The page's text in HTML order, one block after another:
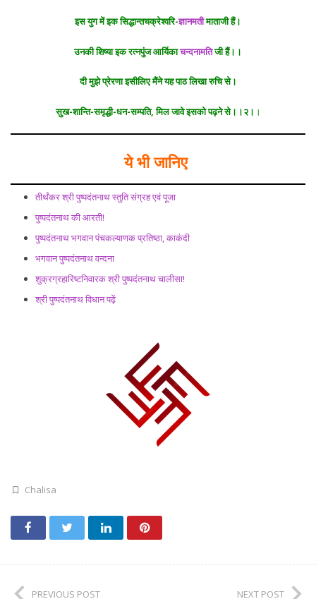
इस युग में इक सिद्धान्तचक्रेश्वरि-ज्ञानमतीमाताजी हैं।
उनकी शिष्या इक रत्नपुंज आर्यिकाचन्दनामतिजी हैं।।
दी मुझे प्रेरणा इसीलिए मैंने यह पाठ लिखा रुचि से।
सुख-शान्ति-समृद्धी-धन-सम्पति, मिल जावे इसको पढ़ने से।।२। ।
ये भी जानिए
तीर्थंकर श्री पुष्पदंतनाथ स्तुति संग्रह एवं पूजा
पुष्पदंतनाथ की आरती!
पुष्पदंतनाथ भगवान पंचकल्याणक प्रतिष्ठा, काकंदी
भगवान पुष्पदंतनाथ वन्दना
शुक्रग्रहारिष्टनिवारक श्री पुष्पदंतनाथ चालीसा!
श्री पुष्पदंतनाथ विधान पढ़ें
Chalisa
PREVIOUS POST NEXT POST